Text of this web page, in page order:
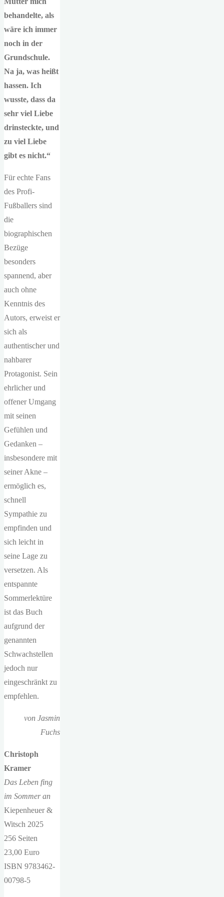
behandelte, als
wäre ich immer
noch in der
Grundschule.
Na ja, was heißt
hassen. Ich
wusste, dass da
sehr viel Liebe
drinsteckte, und
zu viel Liebe
gibt es nicht.“
Für echte Fans
des Profi-
Fußballers sind
die
biographischen
Bezüge
besonders
spannend, aber
auch ohne
Kenntnis des
Autors, erweist er
sich als
authentischer und
nahbarer
Protagonist. Sein
ehrlicher und
offener Umgang
mit seinen
Gefühlen und
Gedanken –
insbesondere mit
seiner Akne –
ermöglich es,
schnell
Sympathie zu
empfinden und
sich leicht in
seine Lage zu
versetzen. Als
entspannte
Sommerlektüre
ist das Buch
aufgrund der
genannten
Schwachstellen
jedoch nur
eingeschränkt zu
empfehlen.
von Jasmin
Fuchs
Christoph
Kramer
Das Leben fing
im Sommer an
Kiepenheuer &
Witsch 2025
256 Seiten
23,00 Euro
ISBN 9783462-
00798-5